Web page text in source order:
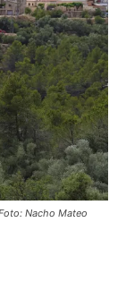
Nacho Mateo